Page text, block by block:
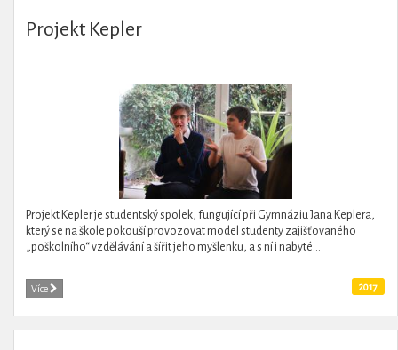
Projekt Kepler
Projekt Kepler je studentský spolek, fungující při Gymnáziu Jana Keplera,
který se na škole pokouší provozovat model studenty zajišťovaného
„poškolního“ vzdělávání a šířit jeho myšlenku, a s ní i nabyté...
Více 2017